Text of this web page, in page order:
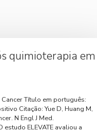
quimioterapia em
Título em português:
Citação: Yue D, Huang M,
N Engl J Med.
ELEVATE avaliou a